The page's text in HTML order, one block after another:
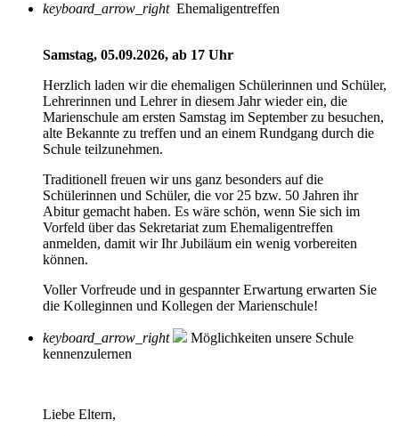
keyboard_arrow_right Ehemaligentreffen
Samstag, 05.09.2026, ab 17 Uhr
Herzlich laden wir die ehemaligen Schülerinnen und Schüler,
Lehrerinnen und Lehrer in diesem Jahr wieder ein, die
Marienschule am ersten Samstag im September zu besuchen,
alte Bekannte zu treffen und an einem Rundgang durch die
Schule teilzunehmen.
Traditionell freuen wir uns ganz besonders auf die
Schülerinnen und Schüler, die vor 25 bzw. 50 Jahren ihr
Abitur gemacht haben. Es wäre schön, wenn Sie sich im
Vorfeld über das Sekretariat zum Ehemaligentreffen
anmelden, damit wir Ihr Jubiläum ein wenig vorbereiten
können.
Voller Vorfreude und in gespannter Erwartung erwarten Sie
die Kolleginnen und Kollegen der Marienschule!
keyboard_arrow_right
Möglichkeiten unsere Schule
kennenzulernen
Liebe Eltern,